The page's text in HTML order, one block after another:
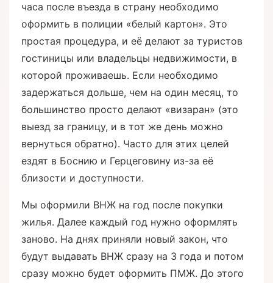
часа после въезда в страну необходимо
оформить в полиции «белый картон». Это
простая процедура, и её делают за туристов
гостиницы или владельцы недвижимости, в
которой проживаешь. Если необходимо
задержаться дольше, чем на один месяц, то
большинство просто делают «визаран» (это
выезд за границу, и в тот же день можно
вернуться обратно). Часто для этих целей
ездят в Боснию и Герцеговину из-за её
близости и доступности.
Мы оформили ВНЖ на год после покупки
жилья. Далее каждый год нужно оформлять
заново. На днях приняли новый закон, что
будут выдавать ВНЖ сразу на 3 года и потом
сразу можно будет оформить ПМЖ. До этого